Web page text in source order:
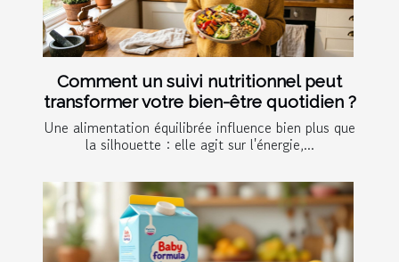
Comment un suivi nutritionnel peut
transformer votre bien-être quotidien ?
Une alimentation équilibrée influence bien plus que
la silhouette : elle agit sur l'énergie,...